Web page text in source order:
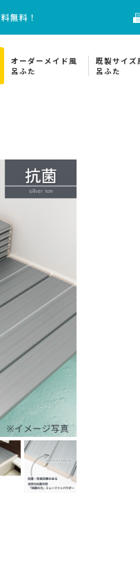
無料！
オーダーメイド風
呂ふた
既製サイズ
呂ふた